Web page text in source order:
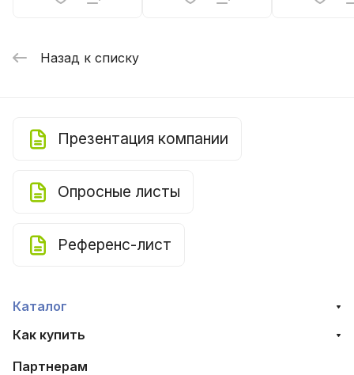
Назад к списку
Презентация компании
Опросные листы
Референс-лист
Каталог
Как купить
Партнерам